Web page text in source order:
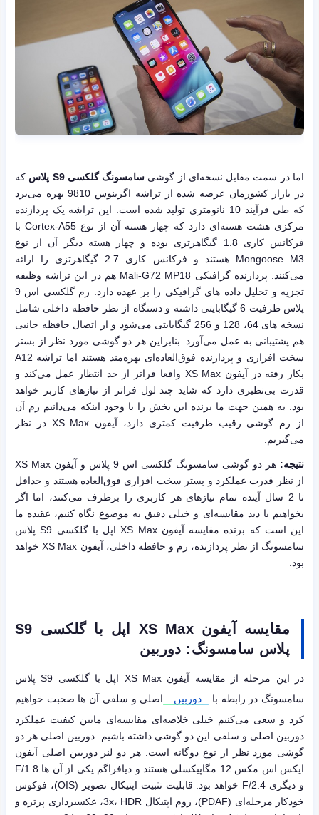
اما در سمت مقابل نسخه‌ای از گوشی سامسونگ گلکسی S9 پلاس
که
در بازار کشورمان عرضه شده از تراشه اگزینوس 9810 بهره می‌برد
که طی فرآیند 10 نانومتری تولید شده است. این تراشه یک پردازنده
مرکزی هشت هسته‌ای دارد که چهار هسته آن از نوع Cortex-A55 با
فرکانس کاری 1.8 گیگاهرتزی بوده و چهار هسته دیگر آن از نوع
Mongoose M3 هستند و فرکانس کاری 2.7 گیگاهرتزی را ارائه
می‌کنند. پردازنده گرافیکی Mali-G72 MP18 هم در این تراشه وظیفه
تجزیه و تحلیل داده های گرافیکی را بر عهده دارد. رم گلکسی اس 9
پلاس ظرفیت 6 گیگابایتی داشته و دستگاه از نظر حافظه داخلی شامل
نسخه های 64، 128 و 256 گیگابایتی می‌شود و از اتصال حافظه جانبی
هم پشتیبانی به عمل می‌آورد. بنابراین هر دو گوشی مورد نظر از بستر
سخت افزاری و پردازنده فوق‌العاده‌ای بهره‌مند هستند اما تراشه A12
بکار رفته در آیفون XS Max واقعا فراتر از حد انتظار عمل می‌کند و
قدرت بی‌نظیری دارد که شاید چند لول فراتر از نیازهای کاربر خواهد
بود. به همین جهت ما برنده این بخش را با وجود اینکه می‌دانیم رم آن
از رم گوشی رقیب ظرفیت کمتری دارد، آیفون XS Max در نظر
می‌گیریم.
نتیجه:
هر دو گوشی سامسونگ گلکسی اس 9 پلاس و آیفون XS Max
از نظر قدرت عملکرد و بستر سخت افزاری فوق‌العاده هستند و حداقل
تا 2 سال آینده تمام نیازهای هر کاربری را برطرف می‌کنند، اما اگر
بخواهیم با دید مقایسه‌ای و خیلی دقیق به موضوع نگاه کنیم، عقیده ما
این است که برنده مقایسه آیفون XS Max اپل با گلکسی S9 پلاس
سامسونگ از نظر پردازنده، رم و حافظه داخلی، آیفون XS Max خواهد
بود.
مقایسه آیفون XS Max اپل با گلکسی S9
پلاس سامسونگ: دوربین
در این مرحله از مقایسه آیفون XS Max اپل با گلکسی S9 پلاس
سامسونگ در رابطه با
دوربین
اصلی و سلفی آن ها صحبت خواهیم
کرد و سعی می‌کنیم خیلی خلاصه‌ای مقایسه‌ای مابین کیفیت عملکرد
دوربین اصلی و سلفی این دو گوشی داشته باشیم. دوربین اصلی هر دو
گوشی مورد نظر از نوع دوگانه است. هر دو لنز دوربین اصلی آیفون
ایکس اس مکس 12 مگاپیکسلی هستند و دیافراگم یکی از آن ها F/1.8
و دیگری F/2.4 خواهد بود. قابلیت تثبیت اپتیکال تصویر (OIS)، فوکوس
خودکار مرحله‌ای (PDAF)، زوم اپتیکال 3x، HDR، عکسبرداری پرتره و